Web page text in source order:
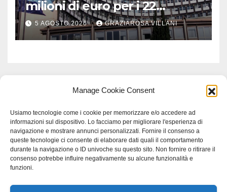
Manage Cookie Consent
Usiamo tecnologie come i cookie per memorizzare e/o accedere ad
informazioni sul dispositivo. Lo facciamo per migliorare l'esperienza di
navigazione e mostrare annunci personalizzati. Fornire il consenso a
queste tecnologie ci consente di elaborare dati quali il comportamento
durante la navigazione o ID univoche su questo sito. Non fornire o ritirare il
consenso potrebbe influire negativamente su alcune funzionalità e
funzioni.
milioni di euro per i 22
Comuni dell’Etruria
Meridionale
5 AGOSTO 2026 GRAZIAROSA VILLANI